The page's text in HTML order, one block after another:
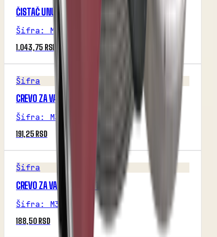
ČISTAČ UNUTRAŠNJI (SAKALAK)
Šifra: M1P30R3
1.043,75 RSD
Šifra
CREVO ZA VAZDUH Ф45 1M
Šifra: M3
191,25 RSD
Šifra
CREVO ZA VAZDUH Ф47 1M
Šifra: M3
188,50 RSD